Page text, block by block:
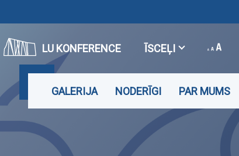
LU KONFERENCE ĪSCEĻI
GALERIJA NODERĪGI PAR MUMS